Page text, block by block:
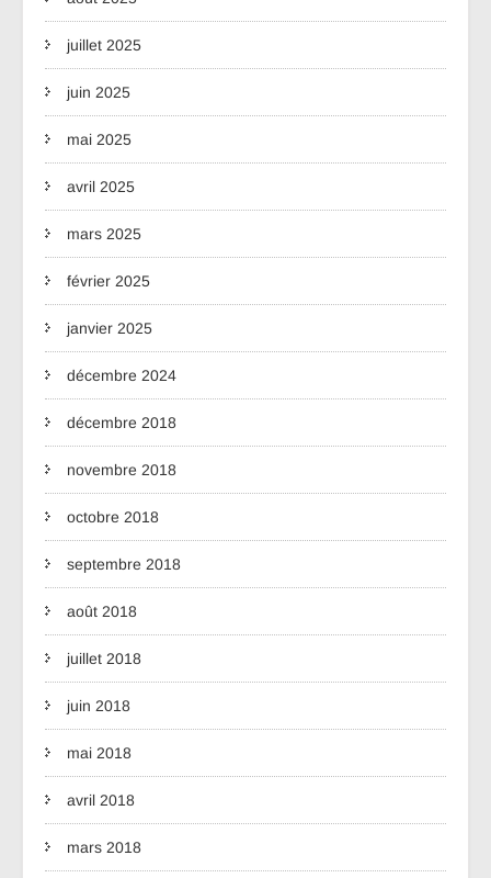
juillet 2025
juin 2025
mai 2025
avril 2025
mars 2025
février 2025
janvier 2025
décembre 2024
décembre 2018
novembre 2018
octobre 2018
septembre 2018
août 2018
juillet 2018
juin 2018
mai 2018
avril 2018
mars 2018